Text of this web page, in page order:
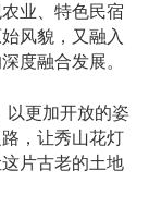
业、特色民宿
风貌，又融入
度融合发展。
以更加开放的姿
，让秀山花灯
片古老的土地